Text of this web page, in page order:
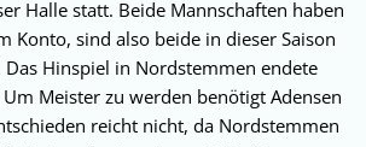
Halle statt. Beide Mannschaften haben
Konto, sind also beide in dieser Saison
Das Hinspiel in Nordstemmen endete
Meister zu werden benötigt Adensen
reicht nicht, da Nordstemmen